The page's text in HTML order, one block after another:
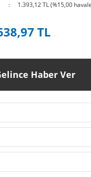
1.393,12 TL (%15,00
TL
Haber Ver